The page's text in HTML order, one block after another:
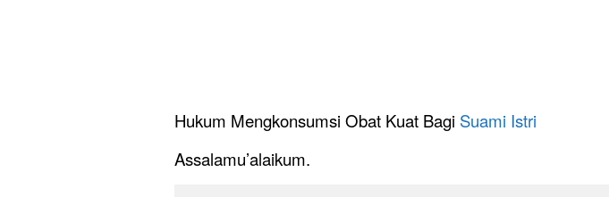
Hukum Mengkonsumsi Obat Kuat Bagi Suami Istri
Assalamu’alaikum.